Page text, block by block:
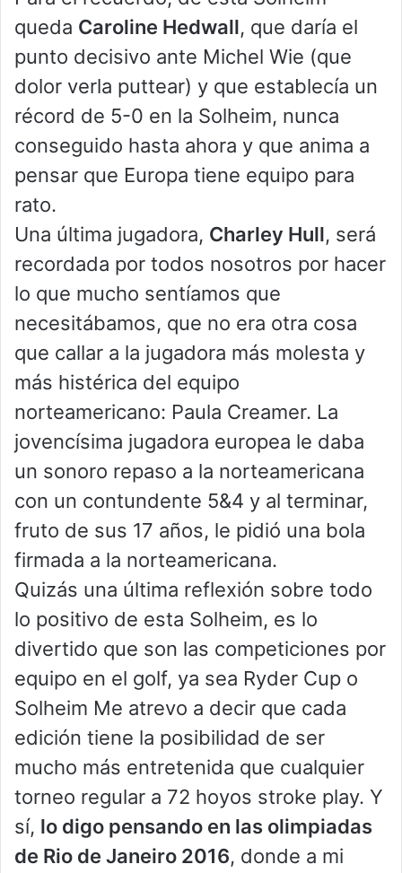
queda Caroline Hedwall, que daría el
punto decisivo ante Michel Wie (que
dolor verla puttear) y que establecía un
récord de 5-0 en la Solheim, nunca
conseguido hasta ahora y que anima a
pensar que Europa tiene equipo para
rato.
Una última jugadora, Charley Hull, será
recordada por todos nosotros por hacer
lo que mucho sentíamos que
necesitábamos, que no era otra cosa
que callar a la jugadora más molesta y
más histérica del equipo
norteamericano: Paula Creamer. La
jovencísima jugadora europea le daba
un sonoro repaso a la norteamericana
con un contundente 5&4 y al terminar,
fruto de sus 17 años, le pidió una bola
firmada a la norteamericana.
Quizás una última reflexión sobre todo
lo positivo de esta Solheim, es lo
divertido que son las competiciones por
equipo en el golf, ya sea Ryder Cup o
Solheim Me atrevo a decir que cada
edición tiene la posibilidad de ser
mucho más entretenida que cualquier
torneo regular a 72 hoyos stroke play. Y
sí, lo digo pensando en las olimpiadas
de Rio de Janeiro 2016, donde a mi